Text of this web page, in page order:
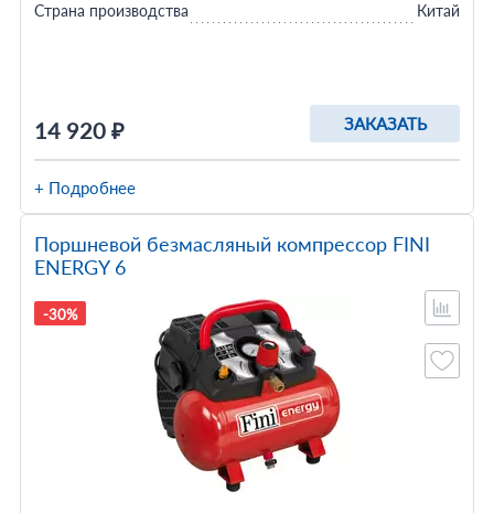
14 920 ₽ ЗАКАЗАТЬ
Страна производства Китай
+ Подробнее
Поршневой безмасляный компрессор FINI
ENERGY 6
-30%